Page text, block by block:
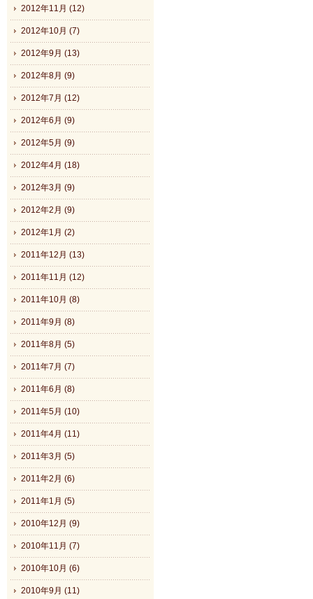
2012年11月 (12)
2012年10月 (7)
2012年9月 (13)
2012年8月 (9)
2012年7月 (12)
2012年6月 (9)
2012年5月 (9)
2012年4月 (18)
2012年3月 (9)
2012年2月 (9)
2012年1月 (2)
2011年12月 (13)
2011年11月 (12)
2011年10月 (8)
2011年9月 (8)
2011年8月 (5)
2011年7月 (7)
2011年6月 (8)
2011年5月 (10)
2011年4月 (11)
2011年3月 (5)
2011年2月 (6)
2011年1月 (5)
2010年12月 (9)
2010年11月 (7)
2010年10月 (6)
2010年9月 (11)